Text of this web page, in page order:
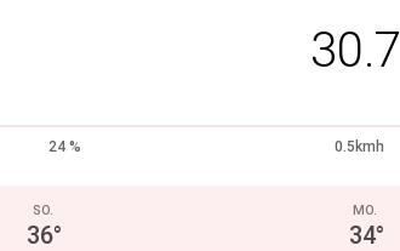
30.7
24 %
0.5kmh
SO.
36°
MO.
34°